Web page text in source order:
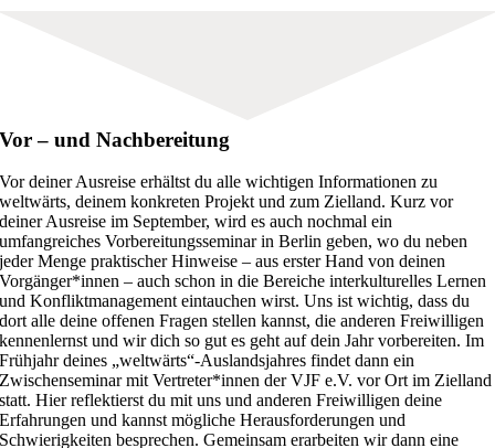
Vor – und Nachbereitung
Vor deiner Ausreise erhältst du alle wichtigen Informationen zu
weltwärts, deinem konkreten Projekt und zum Zielland. Kurz vor
deiner Ausreise im September, wird es auch nochmal ein
umfangreiches Vorbereitungsseminar in Berlin geben, wo du neben
jeder Menge praktischer Hinweise – aus erster Hand von deinen
Vorgänger*innen – auch schon in die Bereiche interkulturelles Lernen
und Konfliktmanagement eintauchen wirst. Uns ist wichtig, dass du
dort alle deine offenen Fragen stellen kannst, die anderen Freiwilligen
kennenlernst und wir dich so gut es geht auf dein Jahr vorbereiten. Im
Frühjahr deines „weltwärts“-Auslandsjahres findet dann ein
Zwischenseminar mit Vertreter*innen der VJF e.V. vor Ort im Zielland
statt. Hier reflektierst du mit uns und anderen Freiwilligen deine
Erfahrungen und kannst mögliche Herausforderungen und
Schwierigkeiten besprechen. Gemeinsam erarbeiten wir dann eine